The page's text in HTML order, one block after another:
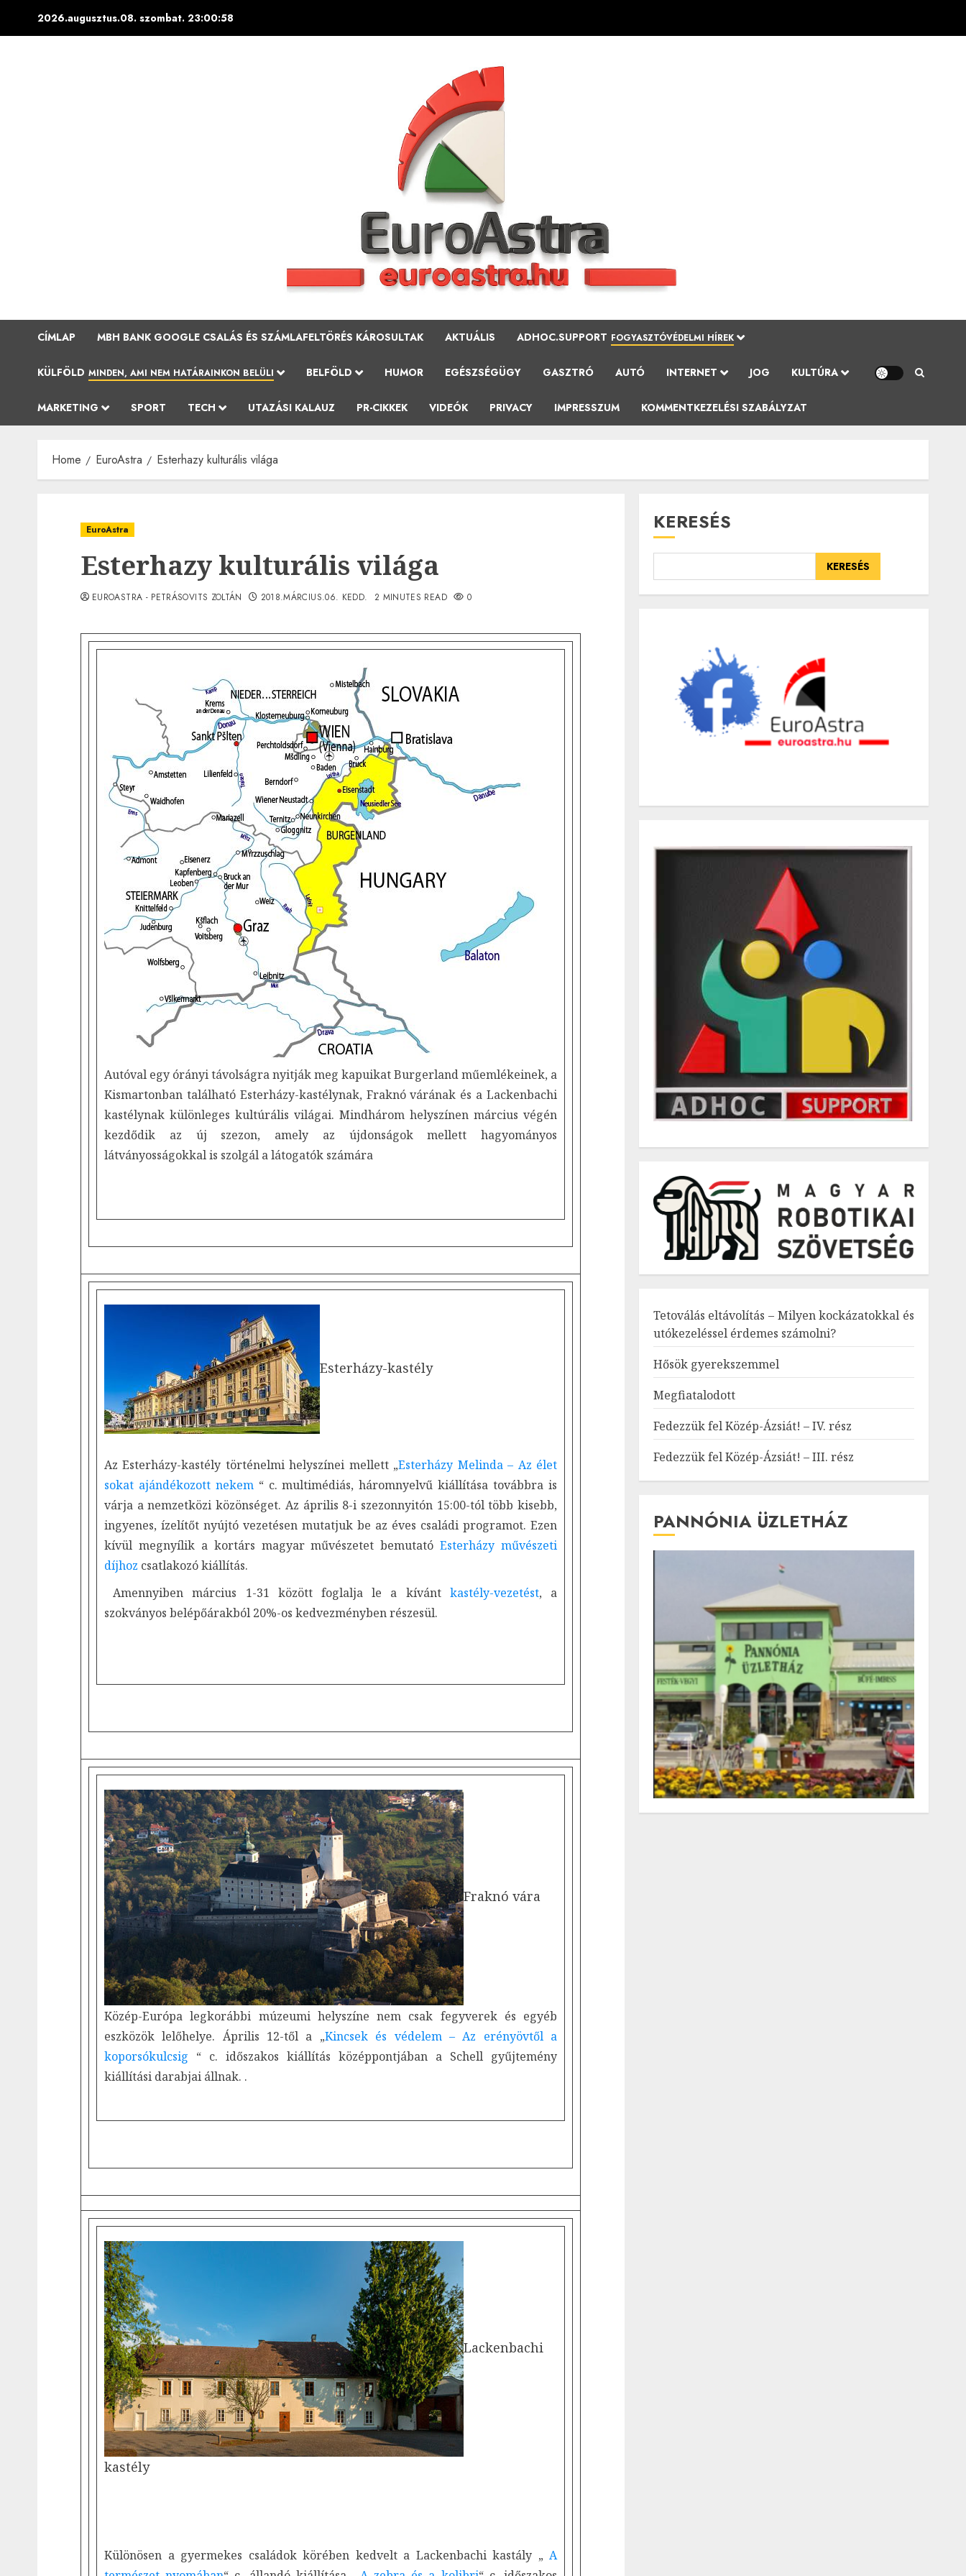
2026.augusztus.08. szombat. 23:00:59
CÍMLAP MBH BANK GOOGLE CSALÁS ÉS SZÁMLAFELTÖRÉS KÁROSULTAK AKTUÁLIS ADHOC.SUPPORT FOGYASZTÓVÉDELMI HÍREK
KÜLFÖLD MINDEN, AMI NEM HATÁRAINKON BELÜLI BELFÖLD HUMOR EGÉSZSÉGÜGY GASZTRÓ AUTÓ INTERNET JOG KULTÚRA
MARKETING SPORT TECH UTAZÁSI KALAUZ PR-CIKKEK VIDEÓK PRIVACY IMPRESSZUM KOMMENTKEZELÉSI SZABÁLYZAT
Home EuroAstra Esterhazy kulturális világa
EuroAstra
Esterhazy kulturális világa
EUROASTRA - PETRÁSOVITS ZOLTÁN 2018.MÁRCIUS.06. KEDD. 2 MINUTES READ 0
Autóval egy órányi távolságra nyitják meg kapuikat Burgerland műemlékeinek, a
Kismartonban található Esterházy-kastélynak, Fraknó várának és a Lackenbachi
kastélynak különleges kultúrális világai. Mindhárom helyszínen március végén
kezdődik az új szezon, amely az újdonságok mellett hagyományos
látványosságokkal is szolgál a látogatók számára
Esterházy-kastély
Az Esterházy-kastély történelmi helyszínei mellett „Esterházy Melinda – Az élet
sokat ajándékozott nekem “ c. multimédiás, háromnyelvű kiállítása továbbra is
várja a nemzetközi közönséget. Az április 8-i szezonnyitón 15:00-tól több kisebb,
ingyenes, ízelítőt nyújtó vezetésen mutatjuk be az éves családi programot. Ezen
kívül megnyílik a kortárs magyar művészetet bemutatóEsterházy művészeti
díjhoz csatlakozó kiállítás.
Amennyiben március 1-31 között foglalja le a kívánt kastély-vezetést, a
szokványos belépőárakból 20%-os kedvezményben részesül.
Fraknó vára
Közép-Európa legkorábbi múzeumi helyszíne nem csak fegyverek és egyéb
eszközök lelőhelye. Április 12-től a „Kincsek és védelem – Az erényövtől a
koporsókulcsig “ c. időszakos kiállítás középpontjában a Schell gyűjtemény
kiállítási darabjai állnak. .
Lackenbachi
kastély
Különösen a gyermekes családok körében kedvelt a Lackenbachi kastály „ A
KERESÉS
KERESÉS
Tetoválás eltávolítás – Milyen kockázatokkal és
utókezeléssel érdemes számolni?
Hősök gyerekszemmel
Megfiatalodott
Fedezzük fel Közép-Ázsiát! – IV. rész
Fedezzük fel Közép-Ázsiát! – III. rész
PANNÓNIA ÜZLETHÁZ